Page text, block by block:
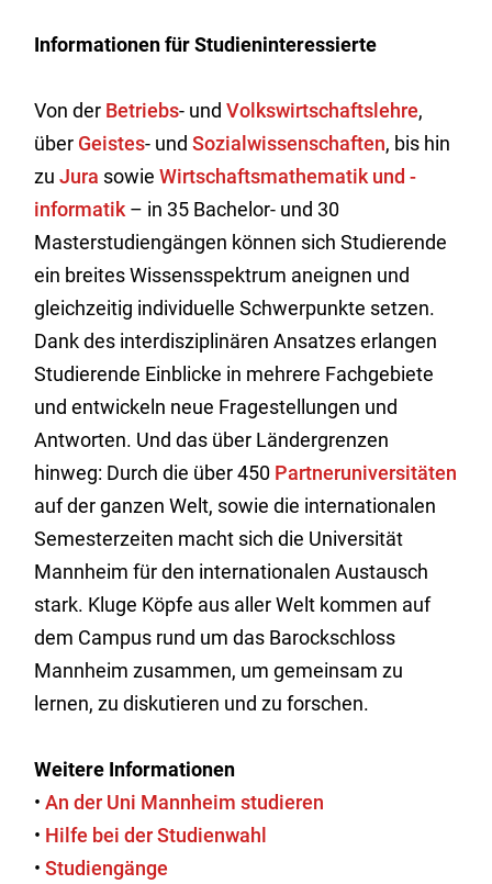
Informationen für Studieninteressierte
Von der Betriebs- undVolkswirtschaftslehre,
über Geistes- undSozialwissenschaften, bis hin
zuJura sowieWirtschaftsmathematik und -
informatik – in 35 Bachelor- und 30
Masterstudiengängen können sich Studierende
ein breites Wissensspektrum aneignen und
gleichzeitig individuelle Schwerpunkte setzen.
Dank des interdisziplinären Ansatzes erlangen
Studierende Einblicke in mehrere Fachgebiete
und entwickeln neue Fragestellungen und
Antworten. Und das über Ländergrenzen
hinweg: Durch die über 450 Partneruniversitäten
auf der ganzen Welt, sowie die internationalen
Semesterzeiten macht sich die Universität
Mannheim für den internationalen Austausch
stark. Kluge Köpfe aus aller Welt kommen auf
dem Campus rund um das Barockschloss
Mannheim zusammen, um gemeinsam zu
lernen, zu diskutieren und zu forschen.
Weitere Informationen
•An der Uni Mannheim studieren
• Hilfe bei der Studienwahl
•Studiengänge